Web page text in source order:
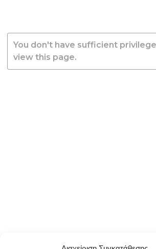
You don't have sufficient
view this page.